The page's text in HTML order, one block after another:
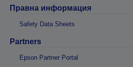
Правна информация
Safety Data Sheets
Partners
Epson Partner Portal